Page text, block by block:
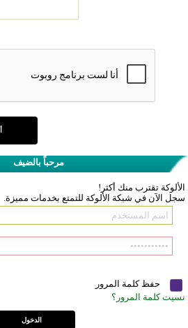
مرحباً بالضيف
الألوكة تقترب منك أكثر!
سجل الآن في شبكة الألوكة للتمتع بخدمات مميزة.
حفظ كلمة المرور
نسيت كلمة المرور؟